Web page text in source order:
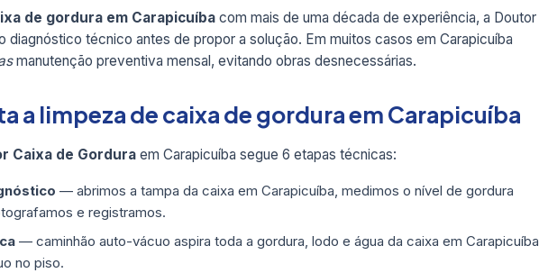
de gordura em Carapicuíba com mais de uma década de experiência, a Doutor
diagnóstico técnico antes de propor a solução. Em muitos casos em Carapicuíba
manutenção preventiva mensal, evitando obras desnecessárias.
a limpeza de caixa de gordura em Carapicuíba
Caixa de Gordura em Carapicuíba segue 6 etapas técnicas:
— abrimos a tampa da caixa em Carapicuíba, medimos o nível de gordura
e registramos.
— caminhão auto-vácuo aspira toda a gordura, lodo e água da caixa em Carapicuíba
no piso.